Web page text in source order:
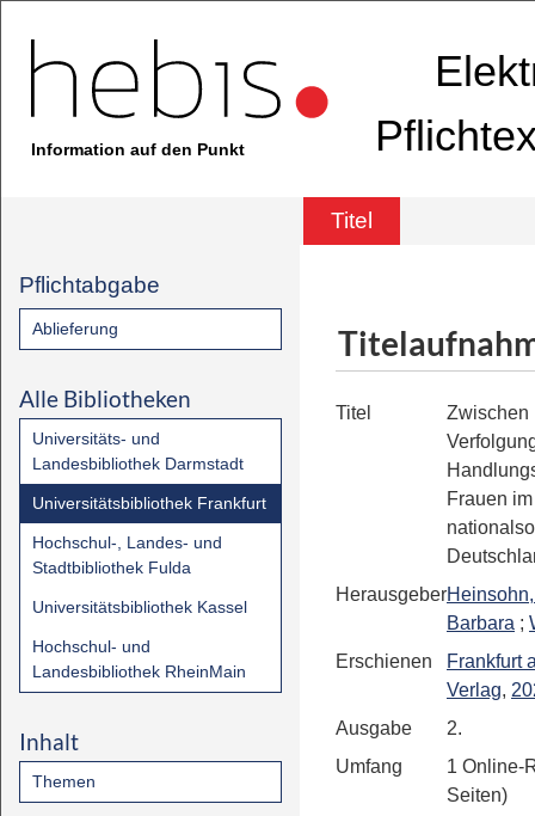
Information auf den Punkt
Titel
Pflichtabgabe
Ablieferung
Alle Bibliotheken
Universitäts- und
Landesbibliothek Darmstadt
Universitätsbibliothek Frankfurt
Hochschul-, Landes- und
Stadtbibliothek Fulda
Universitätsbibliothek Kassel
Hochschul- und
Landesbibliothek RheinMain
Inhalt
Themen
Titel
Zwischen
Frauen im
Herausgeber
Barbara ;
Erschienen
Frankfurt
Verlag,
Ausgabe
2.
Umfang
1 Online-
Seiten)